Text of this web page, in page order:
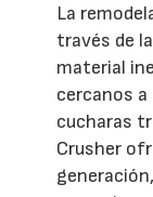
La
través de
material
cercanos a
cucharas
Crusher